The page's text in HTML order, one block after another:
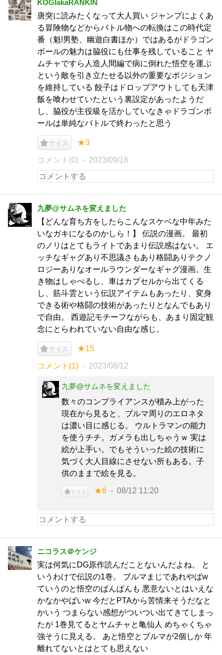
KOGIakaRANKIN
唐突に読みたくなって大人買い ジャンプによくあ
る冒険物などからバトル物への転換はこの時代定
番（魁!男塾、幽遊白書ほか）ではあるがドラゴン
ボールの魅力は脇役にも仕事を残していること ヤ
ムチャですら人造人間編で病に倒れた悟空を運ぶ
という敵を引き立たせる以外の重要なポジション
を維持している 餃子はドロップアウトしても天津
飯を喰わせていたという裏設定があったようだ
し、脇役が主役級を活かしていなきゃドラゴンボ
ールは単純なバトルで終わったと思う
ナイス ★3
コメント(0) 2023/09/16
九夢@サムネを変えました
【どんな育ち方をしたらこんなスケベな中年みた
いなガキになるのかしら！】 伝説の漫画。 最初
のノリはとてもライトであまり伝説感はない。 エ
ッチなギャグあり不思議さもあり格闘ありテクノ
ロジーありなオールラウンダーなギャグ漫画。生
き物はしゃべるし、車はカプセルから出てくる
し、筋斗雲という伝説アイテムもあったり、変身
できる術や格闘の技術があったりとなんでもあり
で自由。 西遊記モチーフながらも、あまり固定観
念にとらわれていない自由な感じ。
ナイス ★15
コメント(1) 2023/08/12
九夢@サムネを変えました
数々のコンプライアンスが積み上がった
現在から見ると、ブルマ周りのエロネタ
は濃い目に感じる。 ウルトラマンの能力
を使うチチ。ガメラも出しちゃうｗ 実は
絵が上手い。でもそういった絵の技術に
気づく大人目線にさせない所もある。子
供のままで絵を見る。
ナイス ★8 08/12 11:20
ニコラス＠ケンジ
実は何気にDG原作読んだことないんだよね。 と
いうわけで伝説の1巻。 ブルマまじであれやばw
ていうのと悟空のぱんぱんも 悪意ないとはいえな
かなかやばいw 今だとPTAから苦情来そうだなと
かいう つまらない感想がついつい出てきてしまっ
たが 1巻見てるとヤムチャと亀仙人 めちゃくちゃ
強そうに見える。 あと悟空とブルマが2個しか 年
離れてないとはとても思えない